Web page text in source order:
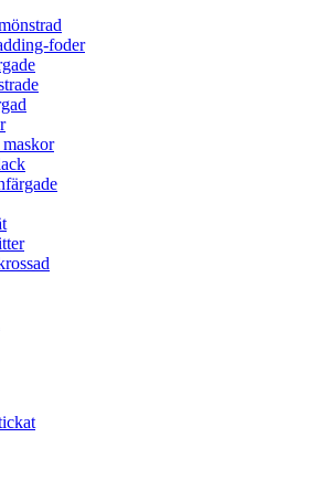
foder